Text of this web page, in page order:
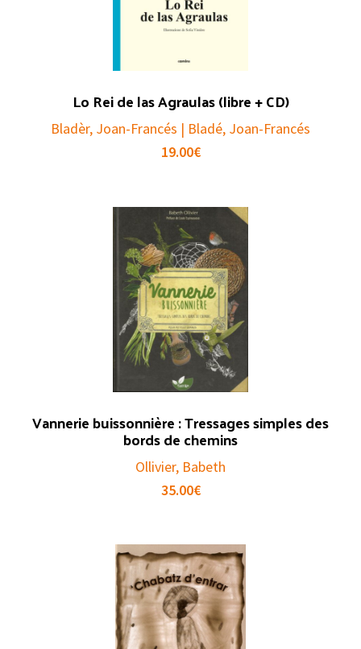
Lo Rei de las Agraulas (libre + CD)
Bladèr, Joan-Francés | Bladé, Joan-Francés
19.00€
Vannerie buissonnière : Tressages simples des
bords de chemins
Ollivier, Babeth
35.00€